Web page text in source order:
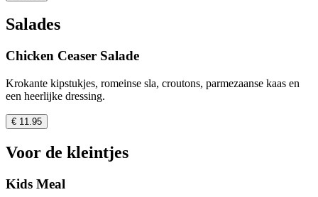
Salades
Chicken Ceaser Salade
Krokante kipstukjes, romeinse sla, croutons, parmezaanse kaas en
een heerlijke dressing.
€ 11.95
Voor de kleintjes
Kids Meal